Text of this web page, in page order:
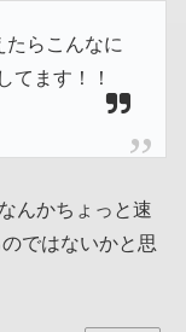
たらこんなに
てます！！
んかちょっと速
ではないかと思